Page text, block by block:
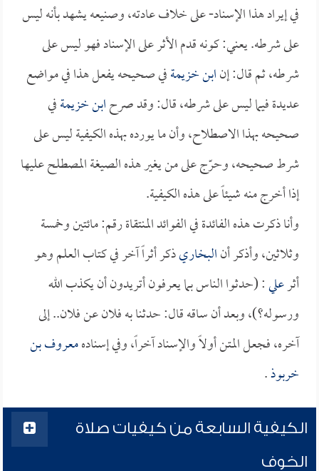
في إيراد هذا الإسناد- على خلاف عادته، وصنيعه يشهد بأنه ليس
على شرطه. يعني: كونه قدم الأثر على الإسناد فهو ليس على
شرطه، ثم قال: إنابن خزيمةفي صحيحه يفعل هذا في مواضع
عديدة فيما ليس على شرطه، قال: وقد صرحابن خزيمةفي
صحيحه بهذا الاصطلاح، وأن ما يورده بهذه الكيفية ليس على
شرط صحيحه، وحرّج على من يغير هذه الصيغة المصطلح عليها
إذا أخرج منه شيئاً على هذه الكيفية.
وأنا ذكرت هذه الفائدة في الفوائد المنتقاة رقم: مائتين وخمسة
وثلاثين، وأذكر أنالبخاريذكر أثراً آخر في كتاب العلم وهو
أثرعلي: (حدثوا الناس بما يعرفون أتريدون أن يكذب الله
ورسوله؟)، وبعد أن ساقه قال: حدثنا به فلان عن فلان.. إلى
آخره، فجعل المتن أولاً والإسناد آخراً، وفي إسنادهمعروف بن
خربوذ.
الكيفية السابعة من كيفيات صلاة
الخوف